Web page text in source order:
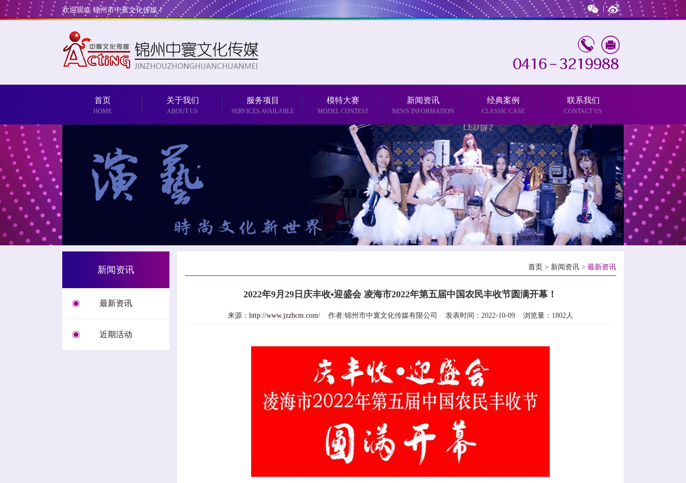
欢迎观临 锦州市中寰文化传媒！
首页
HOME
关于我们
ABOUT US
服务项目
SERVICES AVAILABLE
模特大赛
MODEL CONTEST
新闻资讯
NEWS INFORMATION
经典案例
CLASSIC CASE
联系我们
CONTACT US
新闻资讯
最新资讯
近期活动
首页 > 新闻资讯 > 最新资讯
2022年9月29日庆丰收•迎盛会 凌海市2022年第五届中国农民丰收节圆满开幕！
来源： http://www.jzzhcm.com/ 作者:锦州市中寰文化传媒有限公司 发表时间：2022-10-09 浏览量：1802人